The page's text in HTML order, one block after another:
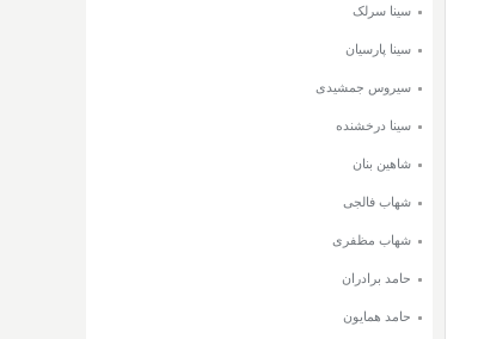
سینا سرلک
سینا پارسیان
سیروس جمشیدی
سینا درخشنده
شاهین بنان
شهاب فالجی
شهاب مظفری
حامد برادران
حامد همایون